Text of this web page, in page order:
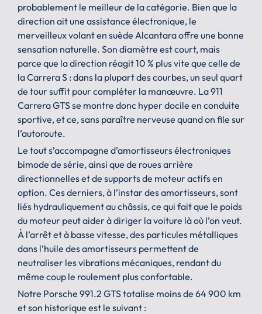
probablement le meilleur de la catégorie. Bien que la
direction ait une assistance électronique, le
merveilleux volant en suède Alcantara offre une bonne
sensation naturelle. Son diamètre est court, mais
parce que la direction réagit 10 % plus vite que celle de
la Carrera S : dans la plupart des courbes, un seul quart
de tour suffit pour compléter la manœuvre. La 911
Carrera GTS se montre donc hyper docile en conduite
sportive, et ce, sans paraître nerveuse quand on file sur
l’autoroute.
Le tout s’accompagne d’amortisseurs électroniques
bimode de série, ainsi que de roues arrière
directionnelles et de supports de moteur actifs en
option. Ces derniers, à l’instar des amortisseurs, sont
liés hydrauliquement au châssis, ce qui fait que le poids
du moteur peut aider à diriger la voiture là où l’on veut.
À l’arrêt et à basse vitesse, des particules métalliques
dans l’huile des amortisseurs permettent de
neutraliser les vibrations mécaniques, rendant du
même coup le roulement plus confortable.
Notre Porsche 991.2 GTS totalise moins de 64 900 km
et son historique est le suivant :